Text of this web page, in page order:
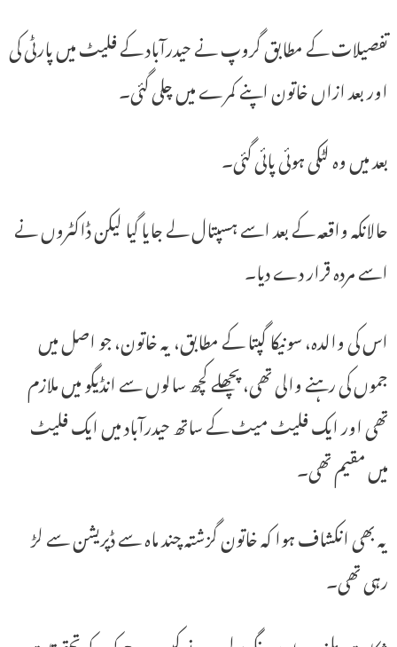
تفصیلات کے مطابق گروپ نے حیدرآباد کے فلیٹ میں پارٹی کی
اور بعد ازاں خاتون اپنے کمرے میں چلی گئی۔
بعد میں وہ لٹکی ہوئی پائی گئی۔
حالانکہ واقعہ کے بعد اسے ہسپتال لے جایا گیا لیکن ڈاکٹروں نے
اسے مردہ قرار دے دیا۔
اس کی والدہ، سونیکا گپتا کے مطابق، یہ خاتون، جو اصل میں
جموں کی رہنے والی تھی، پچھلے کچھ سالوں سے انڈیگو میں ملازم
تھی اور ایک فلیٹ میٹ کے ساتھ حیدرآباد میں ایک فلیٹ
میں مقیم تھی۔
یہ بھی انکشاف ہوا کہ خاتون گزشتہ چند ماہ سے ڈپریشن سے لڑ
رہی تھی۔